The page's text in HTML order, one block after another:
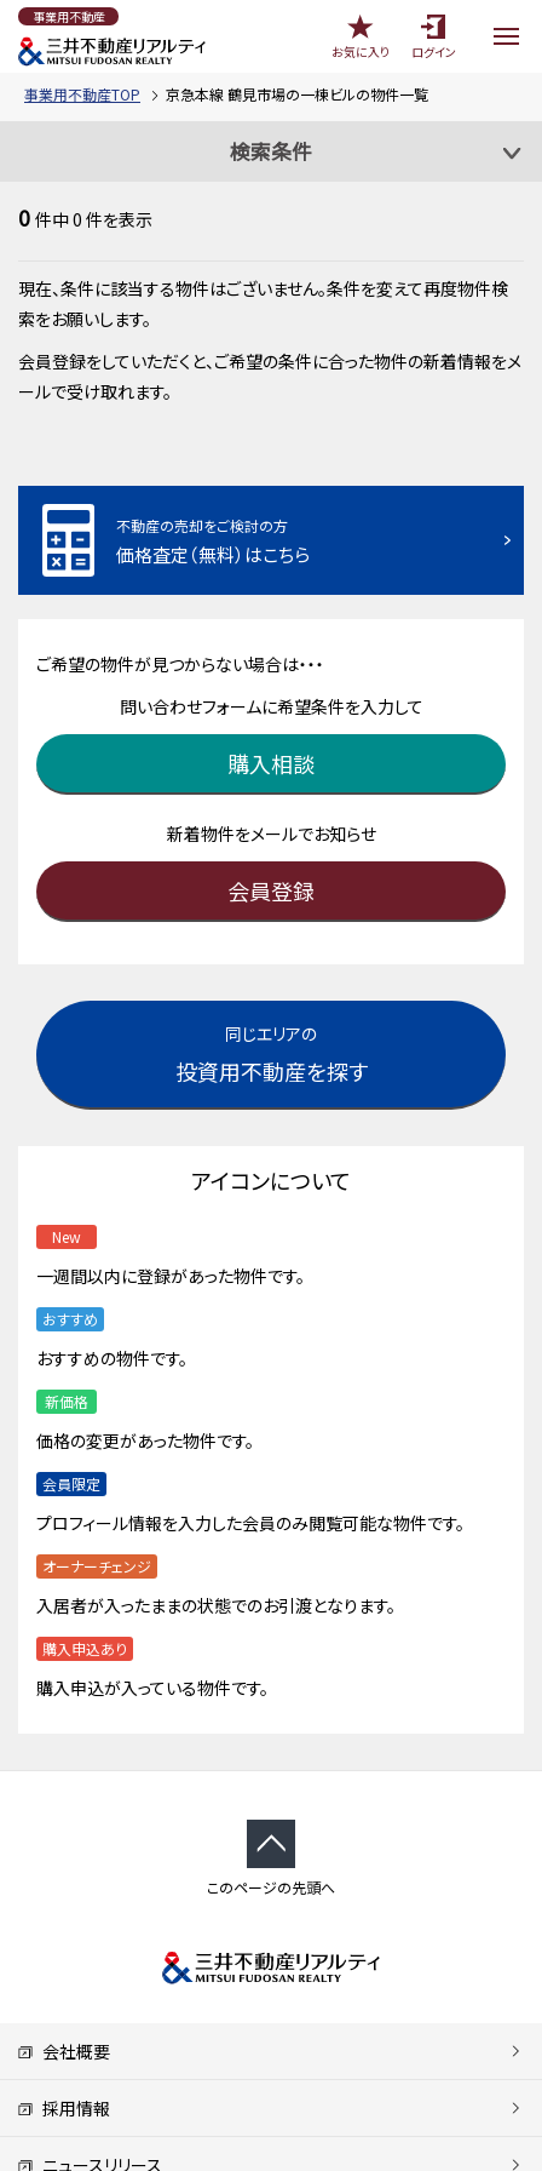
事業用不動産
お気に入り
ログイン
事業用不動産TOP 京急本線 鶴見市場の一棟ビルの物件一覧
検索条件
0 件中0 件を表示
現在、条件に該当する物件はございません。条件を変えて再度物件検
索をお願いします。
会員登録をしていただくと、ご希望の条件に合った物件の新着情報をメ
ールで受け取れます。
不動産の売却をご検討の方
価格査定（無料）はこちら
ご希望の物件が見つからない場合は・・・
問い合わせフォームに希望条件を入力して
購入相談
新着物件をメールでお知らせ
会員登録
同じエリアの
投資用不動産を探す
アイコンについて
New
一週間以内に登録があった物件です。
おすすめ
おすすめの物件です。
新価格
価格の変更があった物件です。
会員限定
プロフィール情報を入力した会員のみ閲覧可能な物件です。
オーナーチェンジ
入居者が入ったままの状態でのお引渡となります。
購入申込あり
購入申込が入っている物件です。
このページの先頭へ
会社概要
採用情報
ニュースリリース